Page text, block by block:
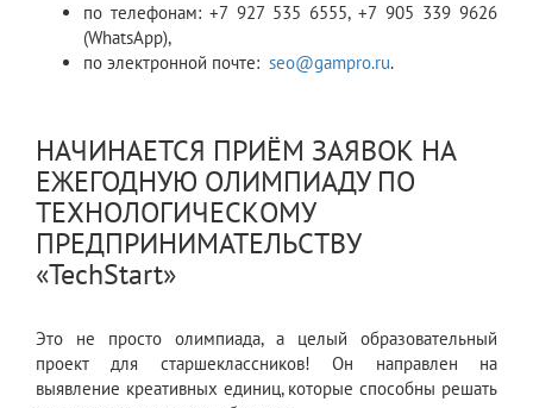
по телефонам: +7 927 535 6555, +7 905 339 9626
(WhatsApp),
по электронной почте: seo@gampro.ru.
НАЧИНАЕТСЯ ПРИЁМ ЗАЯВОК НА
ЕЖЕГОДНУЮ ОЛИМПИАДУ ПО
ТЕХНОЛОГИЧЕСКОМУ
ПРЕДПРИНИМАТЕЛЬСТВУ
«TechStart»
Это не просто олимпиада, а целый образовательный
проект для старшеклассников! Он направлен на
выявление креативных единиц, которые способны решать